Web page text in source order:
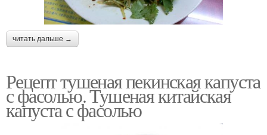
читать дальше →
Рецепт тушеная пекинская капуста
с фасолью. Тушеная китайская
капуста с фасолью